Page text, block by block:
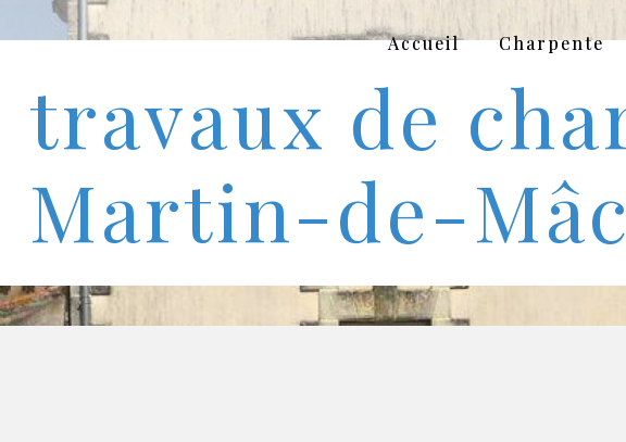
Panneau de gestion des cookies
Accueil Charpente
travaux de
Martin-de-